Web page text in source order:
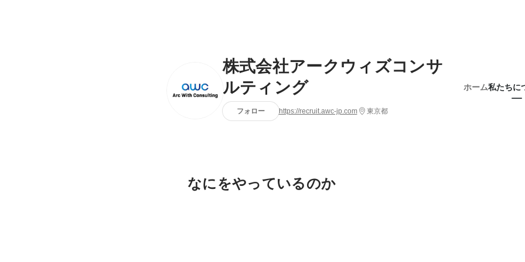
株式会社アークウィズコンサ
ルティング
フォロー https://recruit.awc-jp.com 東京都
ホーム私たちに
なにをやっているのか